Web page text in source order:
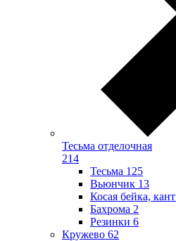
Тесьма отделочная
214
Тесьма 125
Вьюнчик 13
Косая бейка, кант
Бахрома 2
Резинки 6
Кружево 62